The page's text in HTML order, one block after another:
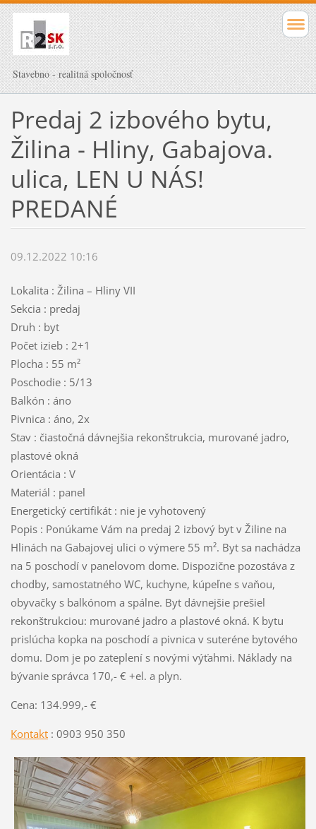
Stavebno - realitná spoločnosť
Predaj 2 izbového bytu,
Žilina - Hliny, Gabajova.
ulica, LEN U NÁS!
PREDANÉ
09.12.2022 10:16
Lokalita : Žilina – Hliny VII
Sekcia : predaj
Druh : byt
Počet izieb : 2+1
Plocha : 55 m²
Poschodie : 5/13
Balkón : áno
Pivnica : áno, 2x
Stav : čiastočná dávnejšia rekonštrukcia, murované jadro,
plastové okná
Orientácia : V
Materiál : panel
Energetický certifikát : nie je vyhotovený
Popis : Ponúkame Vám na predaj 2 izbový byt v Žiline na
Hlinách na Gabajovej ulici o výmere 55 m². Byt sa nachádza
na 5 poschodí v panelovom dome. Dispozične pozostáva z
chodby, samostatného WC, kuchyne, kúpeľne s vaňou,
obyvačky s balkónom a spálne. Byt dávnejšie prešiel
rekonštrukciou: murované jadro a plastové okná. K bytu
prislúcha kopka na poschodí a pivnica v suteréne bytového
domu. Dom je po zateplení s novými výťahmi. Náklady na
bývanie správca 170,- € +el. a plyn.
Cena: 134.999,- €
Kontakt: 0903 950 350